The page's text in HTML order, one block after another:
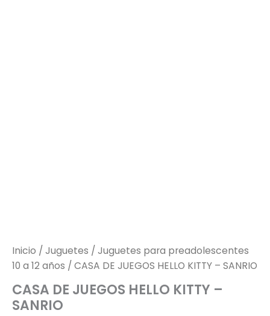
Inicio / Juguetes / Juguetes para preadolescentes
10 a 12 años / CASA DE JUEGOS HELLO KITTY – SANRIO
CASA DE JUEGOS HELLO KITTY –
SANRIO